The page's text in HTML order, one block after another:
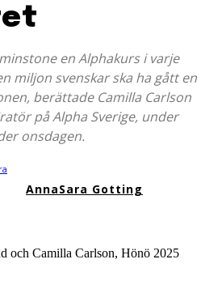
en Alphakurs i varje
miljon svenskar ska ha gått en
berättade Camilla Carlson
på Alpha Sverige, under
onsdagen.
AnnaSara Gotting